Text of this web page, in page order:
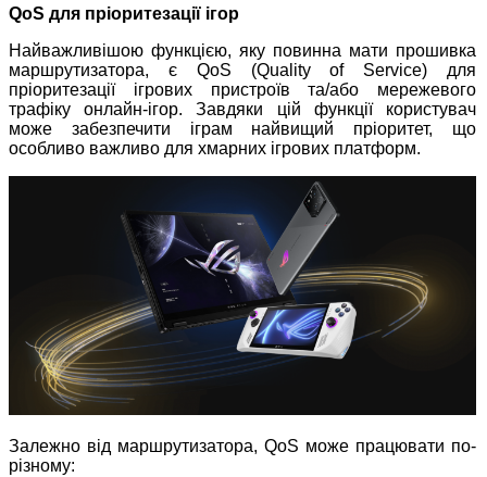
QoS для пріоритезації ігор
Найважливішою функцією, яку повинна мати прошивка
маршрутизатора, є QoS (Quality of Service) для
пріоритезації ігрових пристроїв та/або мережевого
трафіку онлайн-ігор. Завдяки цій функції користувач
може забезпечити іграм найвищий пріоритет, що
особливо важливо для хмарних ігрових платформ.
Залежно від маршрутизатора, QoS може працювати по-
різному: